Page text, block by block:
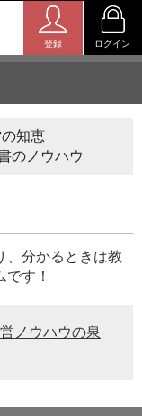
登録 ログイン
知恵
のノウハウ
、分かるときは教
す！
ノウハウの泉